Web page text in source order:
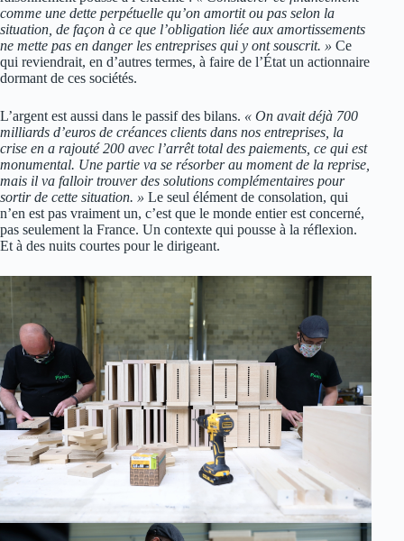
comme une dette perpétuelle qu’on amortit ou pas selon la
situation, de façon à ce que l’obligation liée aux amortissements
ne mette pas en danger les entreprises qui y ont souscrit. » Ce
qui reviendrait, en d’autres termes, à faire de l’État un actionnaire
dormant de ces sociétés.
L’argent est aussi dans le passif des bilans. « On avait déjà 700
milliards d’euros de créances clients dans nos entreprises, la
crise en a rajouté 200 avec l’arrêt total des paiements, ce qui est
monumental. Une partie va se résorber au moment de la reprise,
mais il va falloir trouver des solutions complémentaires pour
sortir de cette situation. » Le seul élément de consolation, qui
n’en est pas vraiment un, c’est que le monde entier est concerné,
pas seulement la France. Un contexte qui pousse à la réflexion.
Et à des nuits courtes pour le dirigeant.